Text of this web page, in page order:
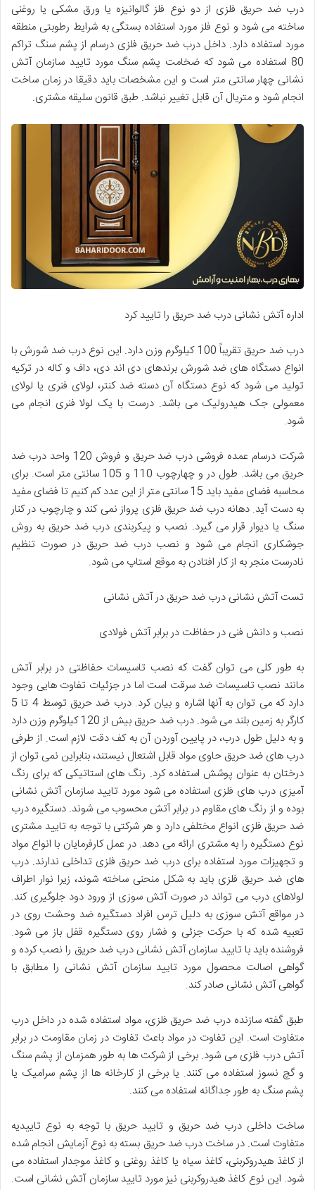
درب ضد حریق فلزی از دو نوع فلز گالوانیزه یا ورق مشکی یا روغنی
ساخته می شود و نوع فلز مورد استفاده بستگی به شرایط رطوبتی منطقه
مورد استفاده دارد. داخل درب ضد حریق فلزی درسام از پشم سنگ تراکم
80 استفاده می شود که ضخامت پشم سنگ مورد تایید سازمان آتش
نشانی چهار سانتی متر است و این مشخصات باید دقیقا در زمان ساخت
انجام شود و متریال آن قابل تغییر نباشد. طبق قانون سلیقه مشتری.
اداره آتش نشانی درب ضد حریق را تایید کرد
درب ضد حریق تقریباً 100 کیلوگرم وزن دارد. این نوع درب ضد شورش با
انواع دستگاه های ضد شورش برندهای دی اند دی، داف و کاله در ترکیه
تولید می شود که نوع دستگاه آن دسته ضد کنتر، لولای فنری یا لولای
معمولی جک هیدرولیک می باشد. درست با یک لولا فنری انجام می
شود.
شرکت درسام عمده فروشی درب ضد حریق و فروش 120 واحد درب ضد
حریق می باشد. طول در و چهارچوب 110 و 105 سانتی متر است. برای
محاسبه فضای مفید باید 15 سانتی متر از این عدد کم کنیم تا فضای مفید
به دست آید. دهانه درب ضد حریق فلزی پرواز نمی کند و چارچوب در کنار
سنگ یا دیوار قرار می گیرد. نصب و پیکربندی درب ضد حریق به روش
جوشکاری انجام می شود و نصب درب ضد حریق در صورت تنظیم
نادرست منجر به از کار افتادن به موقع استاپ می شود.
تست آتش نشانی درب ضد حریق در آتش نشانی
نصب و دانش فنی در حفاظت در برابر آتش فولادی
به طور کلی می توان گفت که نصب تاسیسات حفاظتی در برابر آتش
مانند نصب تاسیسات ضد سرقت است اما در جزئیات تفاوت هایی وجود
دارد که می توان به آنها اشاره و بیان کرد. درب ضد حریق توسط 4 تا 5
کارگر به زمین بلند می شود. درب ضد حریق بیش از 120 کیلوگرم وزن دارد
و به دلیل طول درب، در پایین آوردن آن به کف دقت لازم است. از طرفی
درب های ضد حریق حاوی مواد قابل اشتعال نیستند، بنابراین نمی توان از
درختان به عنوان پوشش استفاده کرد. رنگ های استاتیکی که برای رنگ
آمیزی درب های فلزی استفاده می شود مورد تایید سازمان آتش نشانی
بوده و از رنگ های مقاوم در برابر آتش محسوب می شوند. دستگیره درب
ضد حریق فلزی انواع مختلفی دارد و هر شرکتی با توجه به تایید مشتری
نوع دستگیره را به مشتری ارائه می دهد. در عمل کارفرمایان با انواع مواد
و تجهیزات مورد استفاده برای درب ضد حریق فلزی تداخلی ندارند. درب
های ضد حریق فلزی باید به شکل منحنی ساخته شوند، زیرا نوار اطراف
لولاهای درب می تواند در صورت آتش سوزی از ورود دود جلوگیری کند.
در مواقع آتش سوزی به دلیل ترس افراد دستگیره ضد وحشت روی در
تعبیه شده که با حرکت جزئی و فشار روی دستگیره قفل باز می شود.
فروشنده باید با تایید سازمان آتش نشانی درب ضد حریق را نصب کرده و
گواهی اصالت محصول مورد تایید سازمان آتش نشانی را مطابق با
گواهی آتش نشانی صادر کند.
طبق گفته سازنده درب ضد حریق فلزی، مواد استفاده شده در داخل درب
متفاوت است. این تفاوت در مواد باعث تفاوت در زمان مقاومت در برابر
آتش درب فلزی می شود. برخی از شرکت ها به طور همزمان از پشم سنگ
و گچ نسوز استفاده می کنند. یا برخی از کارخانه ها از پشم سرامیک یا
پشم سنگ به طور جداگانه استفاده می کنند.
ساخت داخلی درب ضد حریق و تایید حریق با توجه به نوع تاییدیه
متفاوت است. در ساخت درب ضد حریق بسته به نوع آزمایش انجام شده
از کاغذ هیدروکربنی، کاغذ سیاه یا کاغذ روغنی و کاغذ موجدار استفاده می
شود. این نوع کاغذ هیدروکربنی نیز مورد تایید سازمان آتش نشانی است.